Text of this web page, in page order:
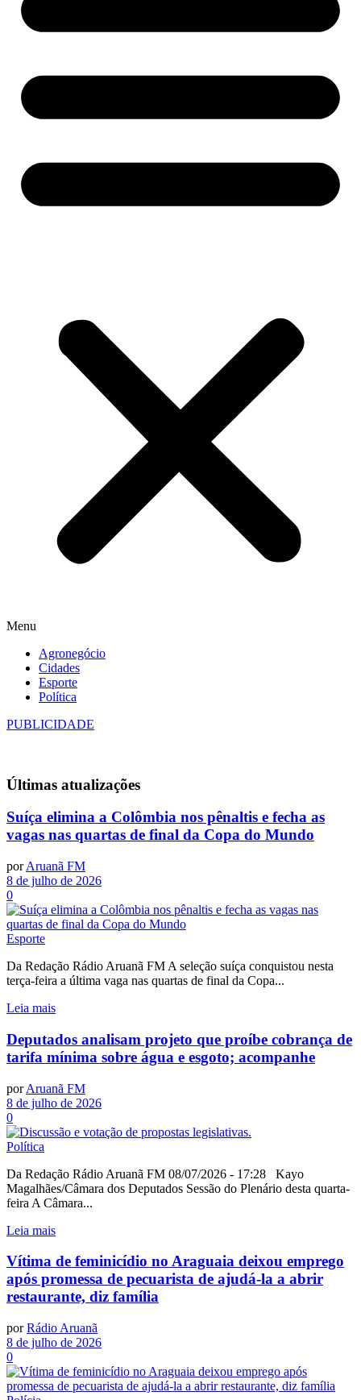
Menu
Agronegócio
Cidades
Esporte
Política
PUBLICIDADE
Últimas atualizações
Suíça elimina a Colômbia nos pênaltis e fecha as
vagas nas quartas de final da Copa do Mundo
por Aruanã FM
8 de julho de 2026
0
Esporte
Da Redação Rádio Aruanã FM A seleção suíça conquistou nesta
terça-feira a última vaga nas quartas de final da Copa...
Leia mais
Deputados analisam projeto que proíbe cobrança de
tarifa mínima sobre água e esgoto; acompanhe
por Aruanã FM
8 de julho de 2026
0
Política
Da Redação Rádio Aruanã FM 08/07/2026 - 17:28 Kayo
Magalhães/Câmara dos Deputados Sessão do Plenário desta quarta-
feira A Câmara...
Leia mais
Vítima de feminicídio no Araguaia deixou emprego
após promessa de pecuarista de ajudá-la a abrir
restaurante, diz família
por Rádio Aruanã
8 de julho de 2026
0